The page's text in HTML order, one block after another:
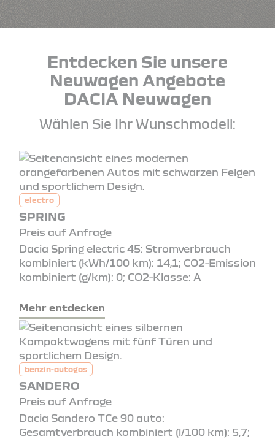
Entdecken Sie unsere
Neuwagen Angebote
DACIA Neuwagen
Wählen Sie Ihr Wunschmodell:
electro
SPRING
Preis auf Anfrage
Dacia Spring electric 45: Stromverbrauch
kombiniert (kWh/100 km): 14,1; CO2-Emission
kombiniert (g/km): 0; CO2-Klasse: A
Mehr entdecken
benzin-autogas
SANDERO
Preis auf Anfrage
Dacia Sandero TCe 90 auto:
Gesamtverbrauch kombiniert (l/100 km): 5,7;